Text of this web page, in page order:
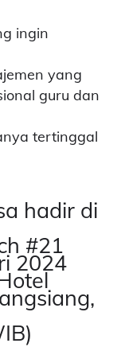
ingin
yang
guru dan
tertinggal
hadir di
#21
2024